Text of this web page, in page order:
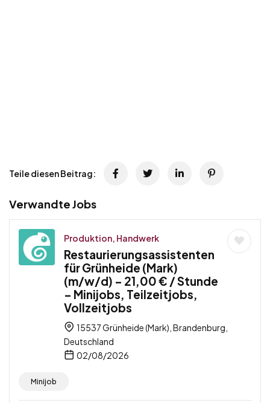
Teile diesen Beitrag:
Verwandte Jobs
Produktion, Handwerk
Restaurierungsassistenten
für Grünheide (Mark)
(m/w/d) – 21,00 € / Stunde
– Minijobs, Teilzeitjobs,
Vollzeitjobs
15537 Grünheide (Mark), Brandenburg,
Deutschland
02/08/2026
Minijob